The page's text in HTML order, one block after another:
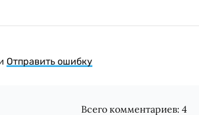
Отправить ошибку
Всего комментариев:4